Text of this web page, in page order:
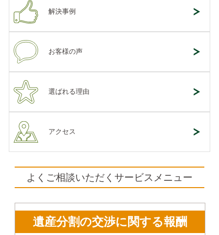
解決事例
お客様の声
選ばれる理由
アクセス
よくご相談いただくサービスメニュー
遺産分割の交渉に関する報酬